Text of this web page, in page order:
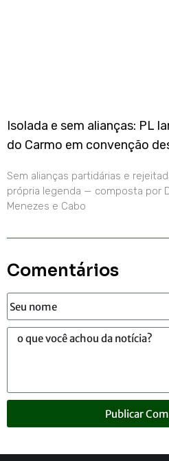
Isolada e sem alianças: PL
do Carmo em convenção
Sem alianças partidárias e
própria legenda — composta por
Menezes e Cabo
Comentários
Publicar